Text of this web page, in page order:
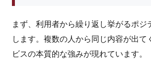
まず、利用者から繰り返し挙がるポジ
します。複数の人から同じ内容が出て
ビスの本質的な強みが現れています。